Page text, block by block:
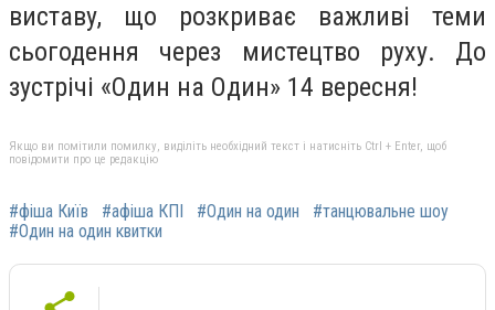
виставу, що розкриває важливі теми
сьогодення через мистецтво руху. До
зустрічі «Один на Один» 14 вересня!
Якщо ви помітили помилку, виділіть необхідний текст і натисніть Ctrl + Enter, щоб
повідомити про це редакцію
#фіша Київ #афіша КПІ #Один на один
#танцювальне шоу
#Один на один квитки